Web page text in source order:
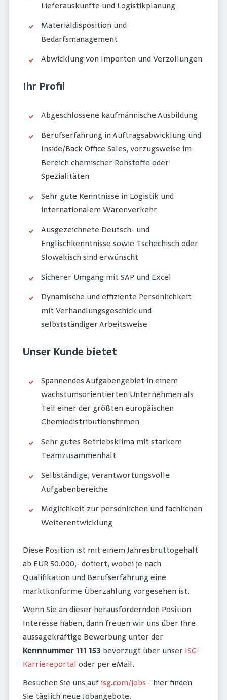
Lieferauskünfte und Logistikplanung
Materialdisposition und
Bedarfsmanagement
Abwicklung von Importen und Verzollungen
Ihr Profil
Abgeschlossene kaufmännische Ausbildung
Berufserfahrung in Auftragsabwicklung und
Inside/Back Office Sales, vorzugsweise im
Bereich chemischer Rohstoffe oder
Spezialitäten
Sehr gute Kenntnisse in Logistik und
internationalem Warenverkehr
Ausgezeichnete Deutsch- und
Englischkenntnisse sowie Tschechisch oder
Slowakisch sind erwünscht
Sicherer Umgang mit SAP und Excel
Dynamische und effiziente Persönlichkeit
mit Verhandlungsgeschick und
selbstständiger Arbeitsweise
Unser Kunde bietet
Spannendes Aufgabengebiet in einem
wachstumsorientierten Unternehmen als
Teil einer der größten europäischen
Chemiedistributionsfirmen
Sehr gutes Betriebsklima mit starkem
Teamzusammenhalt
Selbständige, verantwortungsvolle
Aufgabenbereiche
Möglichkeit zur persönlichen und fachlichen
Weiterentwicklung
Diese Position ist mit einem Jahresbruttogehalt
ab EUR 50.000,- dotiert, wobei je nach
Qualifikation und Berufserfahrung eine
marktkonforme Überzahlung vorgesehen ist.
Wenn Sie an dieser herausfordernden Position
Interesse haben, dann freuen wir uns über Ihre
aussagekräftige Bewerbung unter der
Kennnummer 111 153 bevorzugt über unser ISG-
Karriereportal oder per eMail.
Besuchen Sie uns aufisg.com/jobs - hier finden
Sie täglich neue Jobangebote.